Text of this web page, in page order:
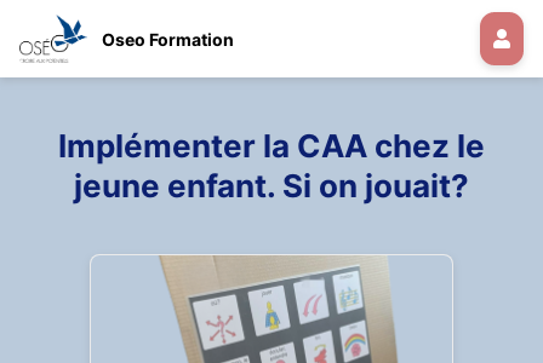
Oseo Formation
Implémenter la CAA chez le
jeune enfant. Si on jouait?